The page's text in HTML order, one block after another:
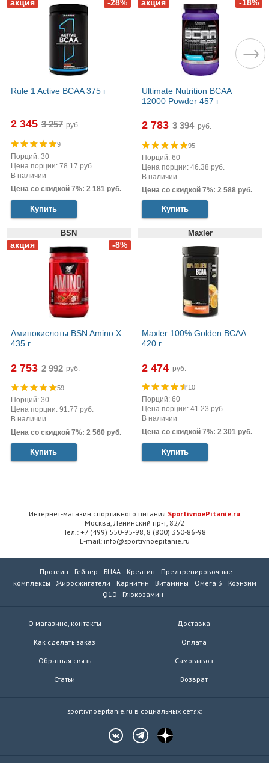
Rule 1 Active BCAA 375 г
2 345 руб.
9
Порций: 30
Цена порции: 78.17 руб.
В наличии
Цена со скидкой 7%: 2 181 руб.
Купить
Ultimate Nutrition BCAA
12000 Powder 457 г
2 783 руб.
95
Порций: 60
Цена порции: 46.38 руб.
В наличии
Цена со скидкой 7%: 2 588 руб.
Купить
BSN
Аминокислоты BSN Amino X
435 г
2 753 руб.
59
Порций: 30
Цена порции: 91.77 руб.
В наличии
Цена со скидкой 7%: 2 560 руб.
Купить
Maxler
Maxler 100% Golden BCAA
420 г
2 474 руб.
10
Порций: 60
Цена порции: 41.23 руб.
В наличии
Цена со скидкой 7%: 2 301 руб.
Купить
Интернет-магазин спортивного питания SportivnoePitanie.ru
Москва, Ленинский пр-т, 82/2
Тел.: +7 (499) 550-95-98, 8 (800) 350-86-98
E-mail: info@sportivnoepitanie.ru
Протеин Гейнер БЦАА Креатин
Предтренировочные
комплексы
Жиросжигатели Карнитин Витамины Омега 3
Коэнзим
Q10
Глюкозамин
О магазине, контакты
Как сделать заказ
Обратная связь
Статьи
Доставка
Оплата
Самовывоз
Возврат
sportivnoepitanie.ru в социальных сетях: